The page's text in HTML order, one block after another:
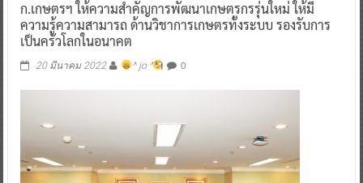
ก.เกษตรฯ ให้ความสำคัญการพัฒนาเกษตรกรรุ่นใหม่ ให้มี
ความรู้ความสามารถ ด้านวิชาการเกษตรทั้งระบบ รองรับการ
เป็นครัวโลกในอนาคต
20 มีนาคม 2022 ^ jo ^ 0